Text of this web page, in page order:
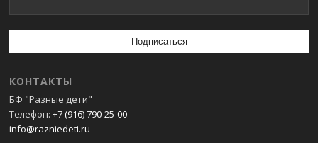
КОНТАКТЫ
БФ "Разные дети"
Телефон: +7 (916) 790-25-00
info@razniedeti.ru